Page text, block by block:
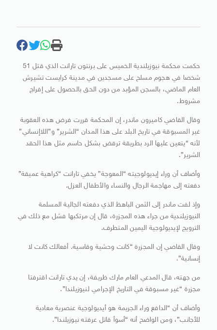
حكمت محكمة نيوزيلندية الخميس على برنتون تارانت الذي قتل 51
شخصا في هجوم مسلح على مسجدين في مدينة كرايست تشيرش
العام الماضي، بالسجن المؤبد من دون الحق بالحصول على إفراج
مشروط.
وقال القاضي كاميرون ماندر، إن المحكمة قررت فرض هذه العقوبة
غير المسبوقة في تاريخ البلد على هذا المدان “الشرير” و”اللاإنساني”
لأنه “يتعين عليها الرد بطريقة ترفض بشكل حاسم مثل هذا الحقد
الشرير”.
وأضاف أن وراء إيديولوجيته “المعوجة” يخفي تارانت “كراهية عميقة”
دفعته إلى مهاجمة الرجال والنساء والأطفال العزل.
وإذ لفت ماندر إلى الثمن الباهظ الذي دفعته الجالية المسلمة
النيوزيلندية من جراء هذه المجزرة، قال إن مرتكبها فشل مع ذلك في
الترويج لإيديولوجية اليمين المتطرف.
وقال القاضي إن المجزرة “كانت وحشية وقاسية. أفعالك كانت لا
إنسانية”.
من جهته، قال المدعي العام مارك ظريفة، إن يدي تارانت اقترفتا
مجزرة “غير مسبوقة في التاريخ الإجرامي لنيوزيلندا”.
وأضاف أن “الدافع وراء الجريمة هو أيديولوجية عنصرية معادية
للأجانب”، ومن الواضح أنه “أسوأ قاتل عرفته نيوزيلندا”.